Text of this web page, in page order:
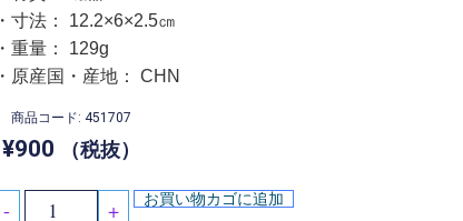
・寸法： 12.2×6×2.5㎝
・重量： 129g
・原産国・産地： CHN
商品コード: 451707
¥900 （税抜）
- + お買い物カゴに追加